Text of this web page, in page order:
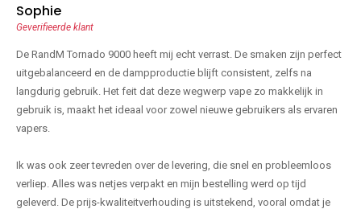
Sophie
Geverifieerde klant
De RandM Tornado 9000 heeft mij echt verrast. De smaken zijn perfect
uitgebalanceerd en de dampproductie blijft consistent, zelfs na
langdurig gebruik. Het feit dat deze wegwerp vape zo makkelijk in
gebruik is, maakt het ideaal voor zowel nieuwe gebruikers als ervaren
vapers.
Ik was ook zeer tevreden over de levering, die snel en probleemloos
verliep. Alles was netjes verpakt en mijn bestelling werd op tijd
geleverd. De prijs-kwaliteitverhouding is uitstekend, vooral omdat je